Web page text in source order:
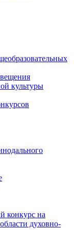
культуры
конкурс на
духовно-